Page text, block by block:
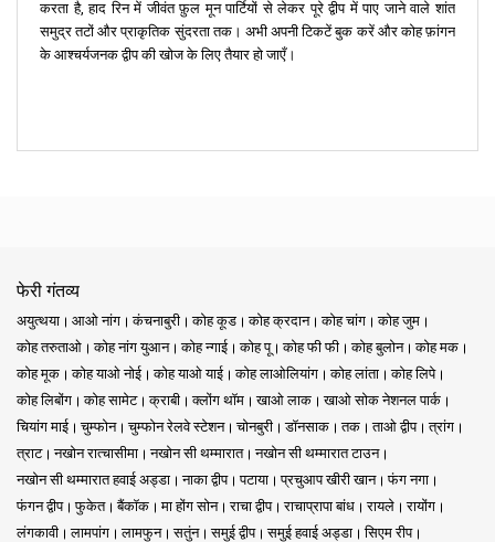
करता है, हाद रिन में जीवंत फ़ुल मून पार्टियों से लेकर पूरे द्वीप में पाए जाने वाले शांत
समुद्र तटों और प्राकृतिक सुंदरता तक। अभी अपनी टिकटें बुक करें और कोह फ़ांगन
के आश्चर्यजनक द्वीप की खोज के लिए तैयार हो जाएँ।
फेरी गंतव्य
अयुत्थया आओ नांग कंचनाबुरी कोह कूड कोह क्रदान कोह चांग
कोह जुम
कोह तरुताओ
कोह नांग युआन कोह न्गाई कोह पू कोह फी फी कोह बुलोन
कोह मक
कोह मूक
कोह याओ नोई कोह याओ याई कोह लाओलियांग कोह लांता
कोह लिपे
कोह लिबोंग
कोह सामेट क्राबी क्लोंग थॉम खाओ लाक
खाओ सोक नेशनल पार्क
चियांग माई
चुम्फोन चुम्फोन रेलवे स्टेशन चोनबुरी डॉनसाक तक ताओ द्वीप
त्रांग
त्राट
नखोन रात्चासीमा नखोन सी थम्मारात
नखोन सी थम्मारात टाउन
नखोन सी थम्मारात हवाई अड्डा
नाका द्वीप पटाया प्रचुआप खीरी खान
फंग नगा
फंगन द्वीप
फुकेत बैंकॉक मा होंग सोन राचा द्वीप राचाप्रापा बांध रायले
रायोंग
लंगकावी
लामपांग लामफुन सतुंन समुई द्वीप समुई हवाई अड्डा
सिएम रीप